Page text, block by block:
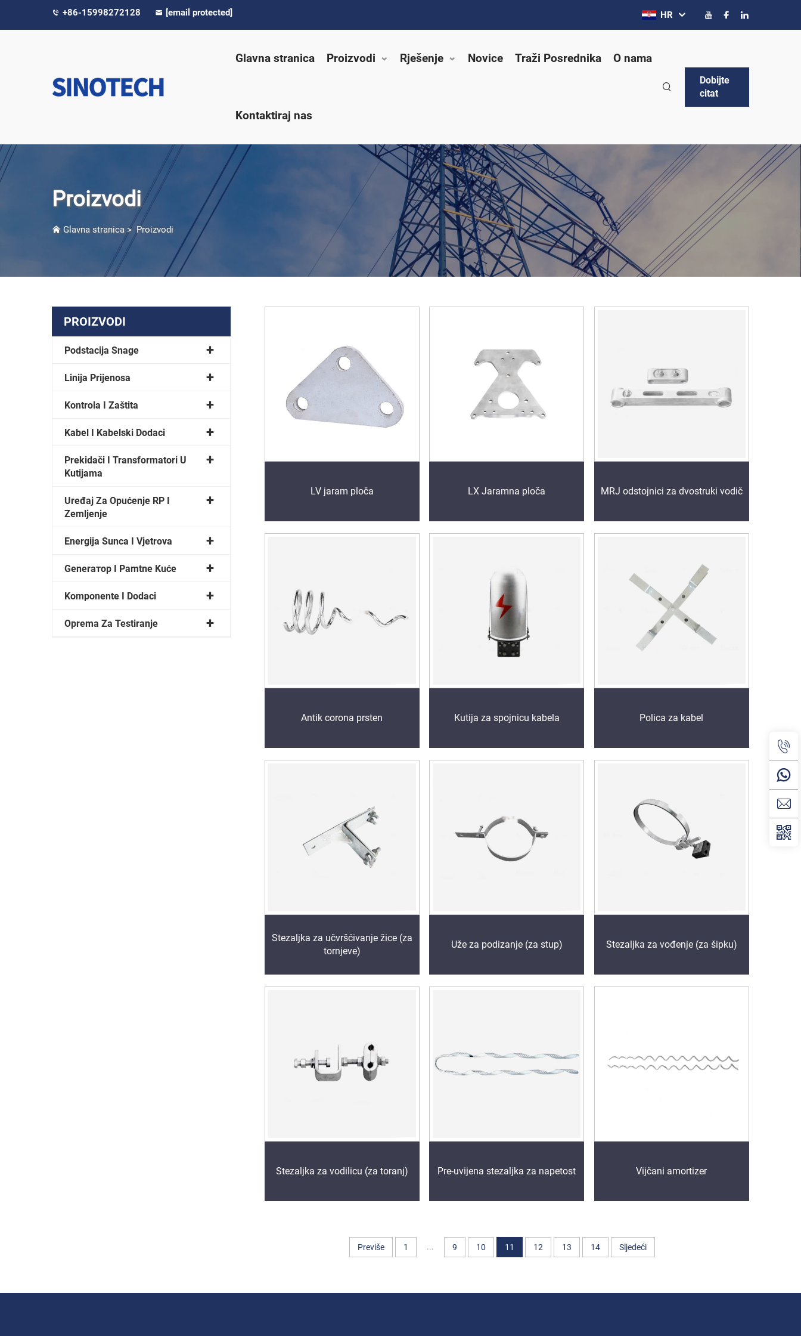
+86-15998272128 [email protected] HR
Glavna stranica Proizvodi Rješenje Novice Traži Posrednika O nama
Kontaktiraj nas
Dobijte
citat
Proizvodi
Glavna stranica >Proizvodi
PROIZVODI
Podstacija Snage
Linija Prijenosa
Kontrola I Zaštita
Kabel I Kabelski Dodaci
Prekidači I Transformatori U
Kutiјama
Uređaj Za Opućenje RP I
Zemljenje
Energija Sunca I Vjetrova
Generатор I Pamtne Kuće
Komponente I Dodaci
Oprema Za Testiranje
LV jaram ploča LX Jaramna ploča MRJ odstojnici za dvostruki vodič
Antik corona prsten Kutija za spojnicu kabela Polica za kabel
Stezaljka za učvršćivanje žice (za
tornjeve)
Uže za podizanje (za stup) Stezaljka za vođenje (za šipku)
Stezaljka za vodilicu (za toranj) Pre-uvijena stezaljka za napetost Vijčani amortizer
Previše 1 ... 9 10 11 12 13 14 Sljedeći